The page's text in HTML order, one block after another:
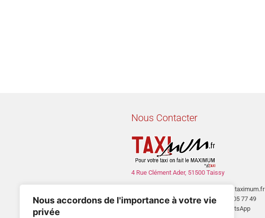
Nous accordons de l'importance à votre vie
privée
Nous Contacter
4 Rue Clément Ader, 51500 Taissy
contact@taximum.fr
03 26 05 77 49
WhatsApp